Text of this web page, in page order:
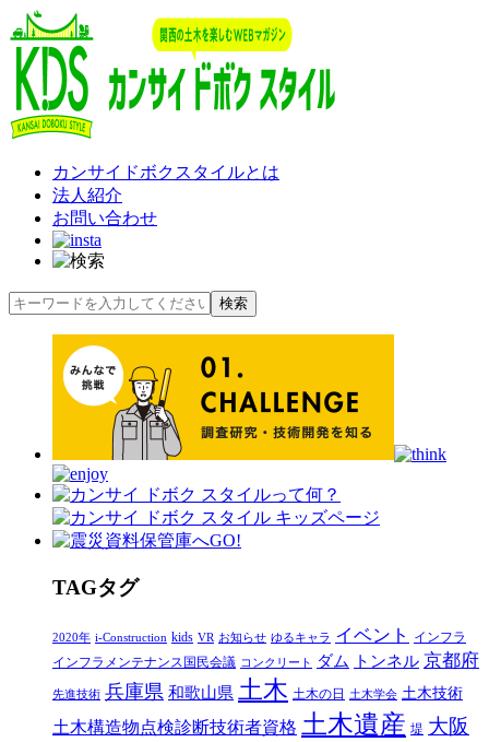
カンサイドボクスタイルとは
法人紹介
お問い合わせ
TAGタグ
2020年 i-Construction kids VR お知らせ ゆるキャラ イベント
インフラ
インフラメンテナンス国民会議 コンクリート ダム トンネル 京都府
先進技術 兵庫県 和歌山県 土木 土木の日 土木学会 土木技術
土木構造物点検診断技術者資格 土木遺産 堤 大阪